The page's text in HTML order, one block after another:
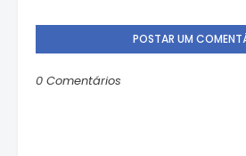
POSTAR UM
0 Comentários